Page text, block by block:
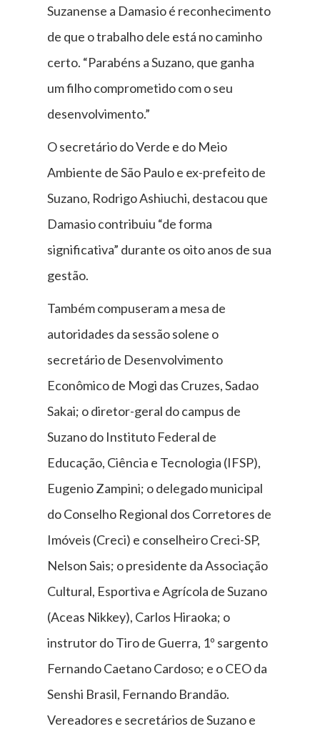
Suzanense a Damasio é reconhecimento
de que o trabalho dele está no caminho
certo. “Parabéns a Suzano, que ganha
um filho comprometido com o seu
desenvolvimento.”
O secretário do Verde e do Meio
Ambiente de São Paulo e ex-prefeito de
Suzano, Rodrigo Ashiuchi, destacou que
Damasio contribuiu “de forma
significativa” durante os oito anos de sua
gestão.
Também compuseram a mesa de
autoridades da sessão solene o
secretário de Desenvolvimento
Econômico de Mogi das Cruzes, Sadao
Sakai; o diretor-geral do campus de
Suzano do Instituto Federal de
Educação, Ciência e Tecnologia (IFSP),
Eugenio Zampini; o delegado municipal
do Conselho Regional dos Corretores de
Imóveis (Creci) e conselheiro Creci-SP,
Nelson Sais; o presidente da Associação
Cultural, Esportiva e Agrícola de Suzano
(Aceas Nikkey), Carlos Hiraoka; o
instrutor do Tiro de Guerra, 1º sargento
Fernando Caetano Cardoso; e o CEO da
Senshi Brasil, Fernando Brandão.
Vereadores e secretários de Suzano e